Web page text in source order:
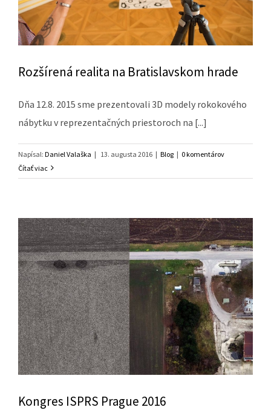
Rozšírená realita na Bratislavskom hrade
Dňa 12.8. 2015 sme prezentovali 3D modely rokokového
nábytku v reprezentačných priestoroch na [...]
Napísal: Daniel Valaška | 13. augusta 2016 | Blog | 0 komentárov
Čítať viac
Kongres ISPRS Prague 2016